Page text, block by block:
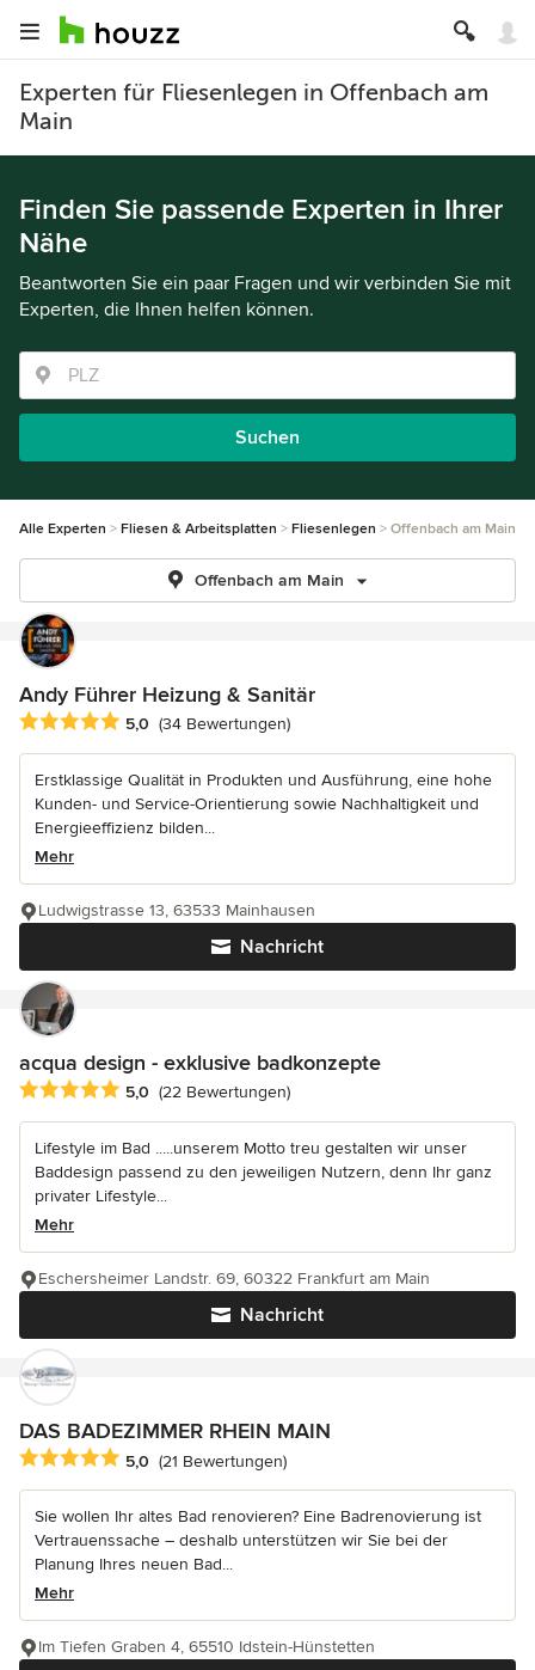
Experten für Fliesenlegen in Offenbach am
Main
Finden Sie passende Experten in Ihrer
Nähe
Beantworten Sie ein paar Fragen und wir verbinden Sie mit
Experten, die Ihnen helfen können.
Suchen
Alle Experten Fliesen & Arbeitsplatten Fliesenlegen Offenbach am Main
Offenbach am Main
Andy Führer Heizung & Sanitär
Durchschnittliche Bewertung: 5 von 5 Sternen
5,0 (34 Bewertungen)
Erstklassige Qualität in Produkten und Ausführung, eine hohe
Kunden- und Service-Orientierung sowie Nachhaltigkeit und
Energieeffizienz bilden...
Mehr
Nachricht
Ludwigstrasse 13, 63533 Mainhausen
acqua design - exklusive badkonzepte
Durchschnittliche Bewertung: 5 von 5 Sternen
5,0 (22 Bewertungen)
Lifestyle im Bad .....unserem Motto treu gestalten wir unser
Baddesign passend zu den jeweiligen Nutzern, denn Ihr ganz
privater Lifestyle...
Mehr
Nachricht
Eschersheimer Landstr. 69, 60322 Frankfurt am Main
DAS BADEZIMMER RHEIN MAIN
Durchschnittliche Bewertung: 5 von 5 Sternen
5,0 (21 Bewertungen)
Sie wollen Ihr altes Bad renovieren? Eine Badrenovierung ist
Vertrauenssache – deshalb unterstützen wir Sie bei der
Planung Ihres neuen Bad...
Mehr
Im Tiefen Graben 4, 65510 Idstein-Hünstetten